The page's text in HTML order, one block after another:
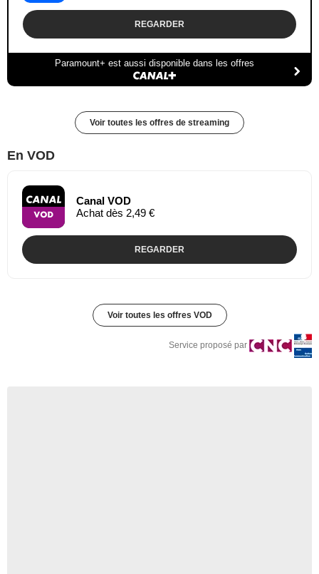
REGARDER
Paramount+ est aussi disponible dans les offres
Voir toutes les offres de streaming
En VOD
Canal VOD
Achat dès 2,49 €
REGARDER
Voir toutes les offres VOD
Service proposé par